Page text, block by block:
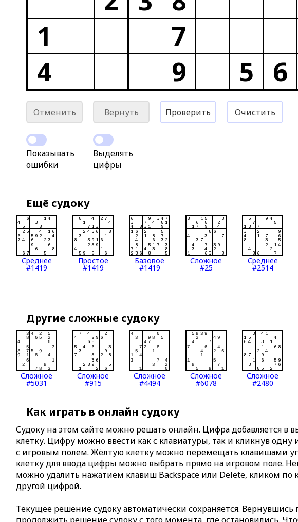
1
7
4
9 5 6
Отменить Вернуть Проверить Очистить
Показывать
ошибки
Выделять
цифры
Ещё судоку
Среднее
#1419
Простое
#1419
Базовое
#1419
Сложное
#25
Среднее
#2514
Другие сложные судоку
Сложное
#5031
Сложное
#915
Сложное
#4494
Сложное
#6078
Сложное
#2480
Как играть в онлайн судоку
Судоку на этом сайте можно решать онлайн. Цифра добавляется
клетку. Цифру можно ввести как с клавиатуры, так и кликнув одну
с игровым полем. Жёлтую клетку можно перемещать клавишами
клетку для ввода цифры можно выбрать прямо на игровом поле.
можно удалить нажатием клавиш Backspace или Delete, кликом по
другой цифрой.
Текущее решение судоку автоматически сохраняется.